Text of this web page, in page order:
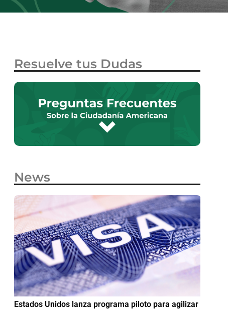
Resuelve tus Dudas
News
Estados Unidos lanza programa piloto para agilizar